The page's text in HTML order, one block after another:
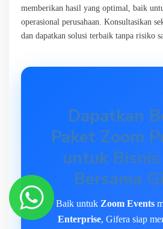
memberikan hasil yang optimal, baik
operasional perusahaan. Konsultasikan
dan dapatkan solusi terbaik tanpa risiko
Dapatkan
Paket Zoom
untuk
Bersama
Baik untuk Zoom Events
Enterprise, Gifera siap